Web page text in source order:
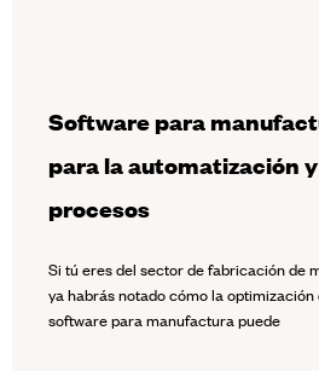
Software para
para la automatización
procesos
Si tú eres del sector de fabricación de
ya habrás notado cómo la
software para manufactura puede